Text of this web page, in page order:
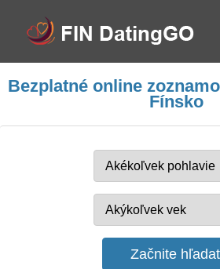
Bezplatné online
Fínsko